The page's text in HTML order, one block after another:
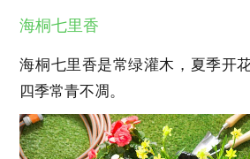
海桐七里香
海桐七里香是常绿灌木，夏季开
四季常青不凋。